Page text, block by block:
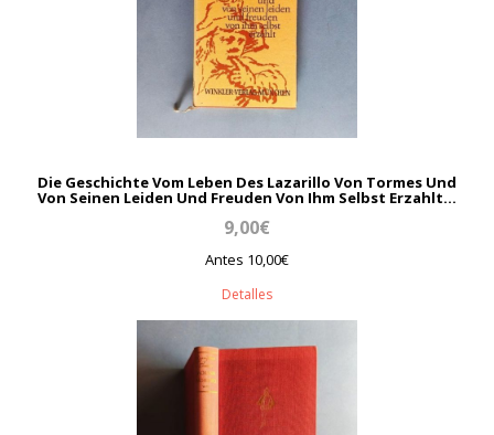
Die Geschichte Vom Leben Des Lazarillo Von Tormes Und
Von Seinen Leiden Und Freuden Von Ihm Selbst Erzahlt...
9,00€
Antes 10,00€
Detalles